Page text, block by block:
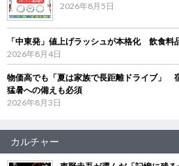
2026年8月5日
「中東発」値上げラッシュが本格化 飲食料
2026年8月4日
物価高でも「夏は家族で長距離ドライブ」
猛暑への備えも必須
2026年8月3日
カルチャー